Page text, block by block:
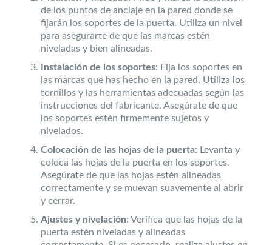
de los puntos de anclaje en la pared donde se
fijarán los soportes de la puerta. Utiliza un nivel
para asegurarte de que las marcas estén
niveladas y bien alineadas.
Instalación de los soportes: Fija los soportes en
las marcas que has hecho en la pared. Utiliza los
tornillos y las herramientas adecuadas según las
instrucciones del fabricante. Asegúrate de que
los soportes estén firmemente sujetos y
nivelados.
Colocación de las hojas de la puerta: Levanta y
coloca las hojas de la puerta en los soportes.
Asegúrate de que las hojas estén alineadas
correctamente y se muevan suavemente al abrir
y cerrar.
Ajustes y nivelación: Verifica que las hojas de la
puerta estén niveladas y alineadas